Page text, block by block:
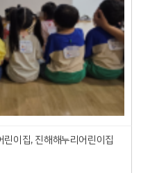
이집, 진해해누리어린이집